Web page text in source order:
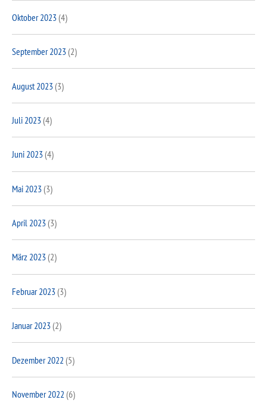
Oktober 2023(4)
September 2023(2)
August 2023(3)
Juli 2023(4)
Juni 2023(4)
Mai 2023(3)
April 2023(3)
März 2023(2)
Februar 2023(3)
Januar 2023(2)
Dezember 2022 (5)
November 2022 (6)